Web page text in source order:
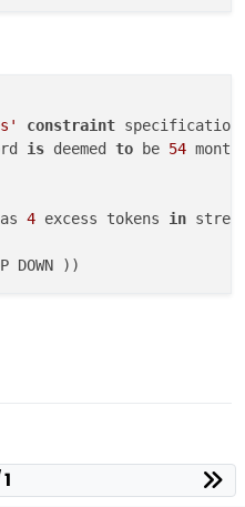
constraint
is deemed to be 54
4 excess tokens in